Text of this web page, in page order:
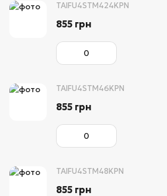
TAIFU4STM424KPN
855 грн
TAIFU4STM46KPN
855 грн
TAIFU4STM48KPN
855 грн